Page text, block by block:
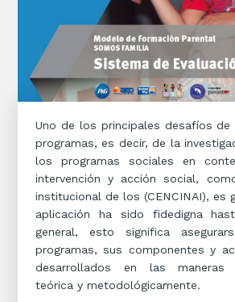
Uno de los principales desafíos de
programas, es decir, de la
los programas sociales en
intervención y acción social,
institucional de los (CENCINAI), es
aplicación ha sido fidedigna
general, esto significa
programas, sus componentes y
desarrollados en las maneras
teórica y metodológicamente.